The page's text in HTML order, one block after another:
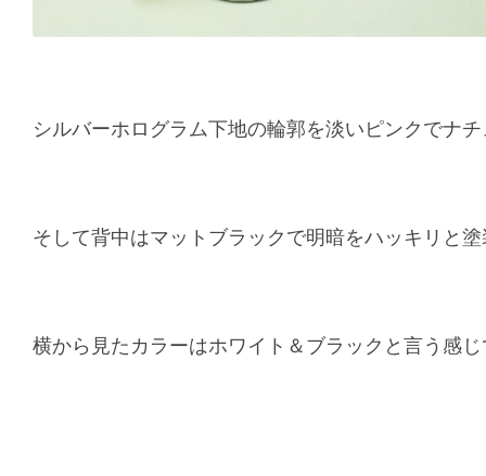
シルバーホログラム下地の輪郭を淡いピンクでナ
そして背中はマットブラックで明暗をハッキリと
横から見たカラーはホワイト＆ブラックと言う感